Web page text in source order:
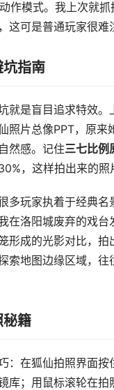
作模式。我上次就
这可是普通玩家很难
坑指南
就是盲目追求特效。
照片总像PPT，原来
然感。记住三七比例
，这样拍出来的照
多玩家执着于经典名
在洛阳城废弃的戏台
形成的光影对比，拍
索地图边缘区域，往
秘籍
：在狐仙拍照界面
库；用鼠标滚轮在拍